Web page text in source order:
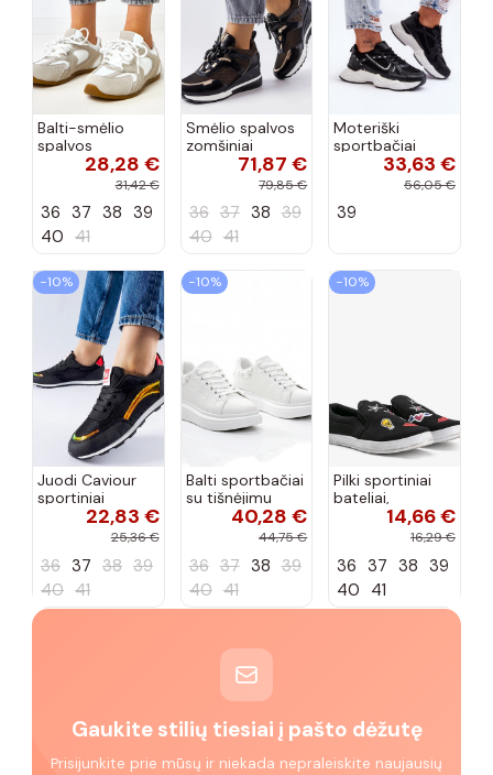
Balti-smėlio
spalvos
sportiniai
Casey
28,28 €
31,42 €
36 37 38 39
40 41
Smėlio spalvos
zomšiniai
sportiniai
bateliai, „Karino"
71,87 €
79,85 €
36 37 38 39
40 41
Moteriški
sportbačiai
juodos spalvos
33,63 €
56,05 €
39
−10%
Juodi Caviour
sportiniai
sportbačiai22,83 €
25,36 €
36 37 38 39
40 41
−10%
Balti sportbačiai
su tišnėjimu
Peyton40,28 €
44,75 €
36 37 38 39
40 41
−10%
Pilki sportiniai
bateliai,
„Justice"14,66 €
16,29 €
36 37 38 39
40 41
Gaukite stilių tiesiai į pašto dėžutę
Prisijunkite prie mūsų ir niekada nepraleiskite naujausių